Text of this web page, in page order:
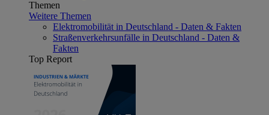
Themen
Weitere Themen
Elektromobilität in Deutschland - Daten & Fakten
Straßenverkehrsunfälle in Deutschland - Daten &
Fakten
Top Report